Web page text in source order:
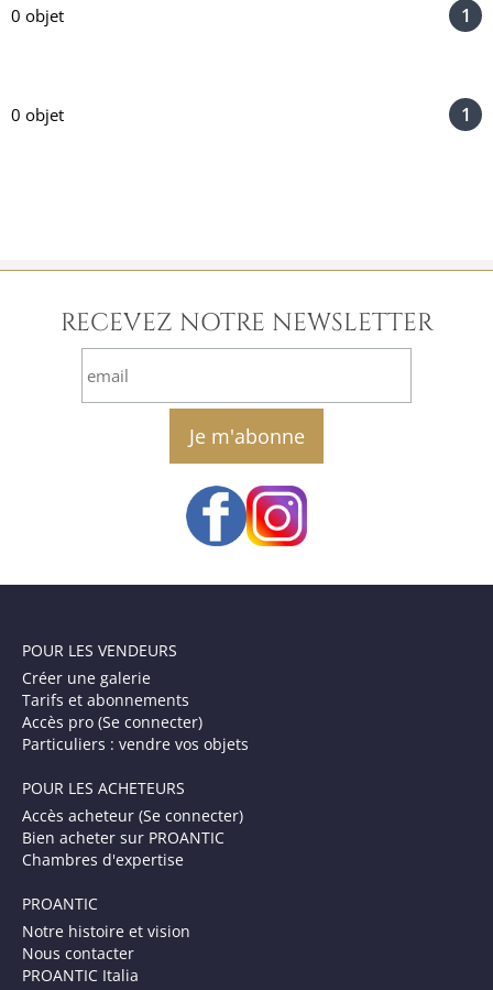
0 objet 1
0 objet 1
RECEVEZ NOTRE NEWSLETTER
email
POUR LES VENDEURS
Créer une galerie
Tarifs et abonnements
Accès pro (Se connecter)
Particuliers : vendre vos objets
POUR LES ACHETEURS
Accès acheteur (Se connecter)
Bien acheter sur PROANTIC
Chambres d'expertise
PROANTIC
Notre histoire et vision
Nous contacter
PROANTIC Italia